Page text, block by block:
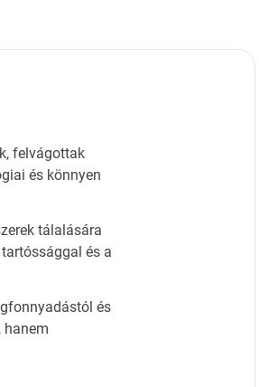
felvágottak
és könnyen
tálalására
és a
és
hanem